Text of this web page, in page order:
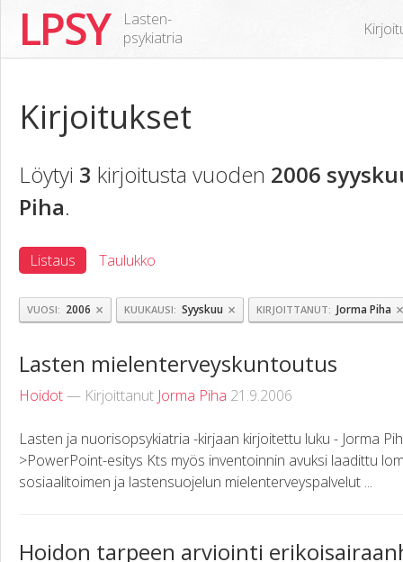
LPSY
Lasten-
psykiatria
Kirjoitukset
Löytyi 3 kirjoitusta vuoden 2006
Piha.
Listaus Taulukko
VUOSI 2006 × KUUKAUSI Syyskuu × KIRJOITTANUT Jorma Piha ×
Lasten mielenterveyskuntoutus
Hoidot— Kirjoittanut Jorma Piha 21.9.2006
Lasten ja nuorisopsykiatria -kirjaan kirjoitettu luku - Jorma
>PowerPoint-esitys Kts myös inventoinnin avuksi laadittu
sosiaalitoimen ja lastensuojelun mielenterveyspalvelut ...
Hoidon tarpeen arviointi